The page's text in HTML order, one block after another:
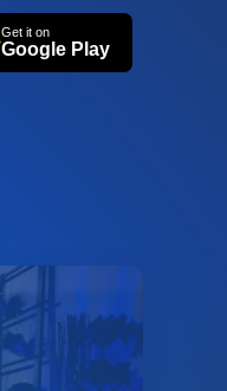
Get it on
Google Play